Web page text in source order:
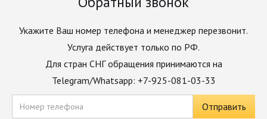
Укажите Ваш номер телефона и менеджер перезвонит.
Услуга действует только по РФ.
Для стран СНГ обращения принимаются на
Telegram/Whatsapp: +7-925-081-03-33